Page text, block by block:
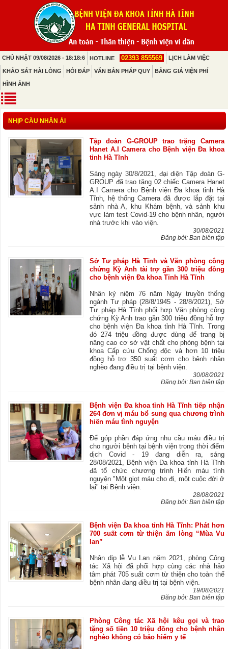
CHỦ NHẬT 09/08/2026 - 18:18:6 HOTLINE 02393 855569 LỊCH LÀM VIỆC
KHẢO SÁT HÀI LÒNG HỎI ĐÁP VĂN BẢN PHÁP QUY BẢNG GIÁ VIỆN PHÍ
HÌNH ẢNH
NHỊP CẦU NHÂN ÁI
Tập đoàn G-GROUP trao trặng Camera
Hanet A.I Camera cho Bệnh viện Đa khoa
tỉnh Hà Tĩnh
Sáng ngày 30/8/2021, đại diện Tập đoàn G-
GROUP đã trao tặng 02 chiếc Camera Hanet
A.I Camera cho Bệnh viện Đa khoa tỉnh Hà
Tĩnh, hệ thống Camera đã được lắp đặt tại
sảnh nhà A, khu Khám bệnh, và sảnh khu
vực làm test Covid-19 cho bệnh nhân, người
nhà trước khi vào viện.
30/08/2021
Đăng bởi: Ban biên tập
Sở Tư pháp Hà Tĩnh và Văn phòng công
chứng Kỳ Anh tài trợ gần 300 triệu đồng
cho bệnh viện Đa khoa Tỉnh Hà Tĩnh
Nhân kỷ niệm 76 năm Ngày truyền thống
ngành Tư pháp (28/8/1945 - 28/8/2021), Sở
Tư pháp Hà Tĩnh phối hợp Văn phòng công
chứng Kỳ Anh trao gần 300 triệu đồng hỗ trợ
cho bệnh viện Đa khoa tỉnh Hà Tĩnh. Trong
đó 274 triệu đồng được dùng để trang bị
nâng cao cơ sở vật chất cho phòng bệnh tại
khoa Cấp cứu Chống độc và hơn 10 triệu
đồng hỗ trợ 350 suất cơm cho bệnh nhân
nghèo đang điều trị tại bệnh viện.
30/08/2021
Đăng bởi: Ban biên tập
Bệnh viện Đa khoa tỉnh Hà Tĩnh tiếp nhận
264 đơn vị máu bổ sung qua chương trình
hiến máu tình nguyện
Để góp phần đáp ứng nhu cầu máu điều trị
cho người bệnh tại bệnh viện trong thời điểm
dịch Covid - 19 đang diễn ra, sáng
28/08/2021, Bệnh viện Đa khoa tỉnh Hà Tĩnh
đã tổ chức chương trình Hiến máu tình
nguyện "Một giọt máu cho đi, một cuộc đời ở
lại" tại Bệnh viện.
28/08/2021
Đăng bởi: Ban biên tập
Bệnh viện Đa khoa tỉnh Hà Tĩnh: Phát hơn
700 suất cơm từ thiện ấm lòng “Mùa Vu
lan”
Nhân dịp lễ Vu Lan năm 2021, phòng Công
tác Xã hội đã phối hợp cùng các nhà hảo
tâm phát 705 suất cơm từ thiện cho toàn thể
bệnh nhân đang điều trị tại bệnh viện.
19/08/2021
Đăng bởi: Ban biên tập
Phòng Công tác Xã hội kêu gọi và trao
tặng số tiền 10 triệu đồng cho bệnh nhân
nghèo không có bảo hiểm y tế